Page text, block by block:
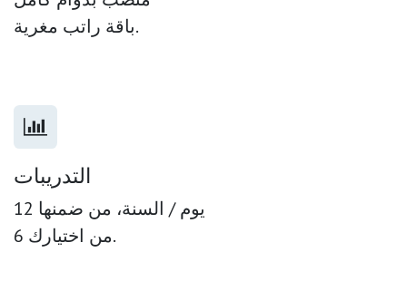
باقة راتب مغرية.
التدريبات
12 يوم / السنة، من ضمنها
6 من اختيارك.